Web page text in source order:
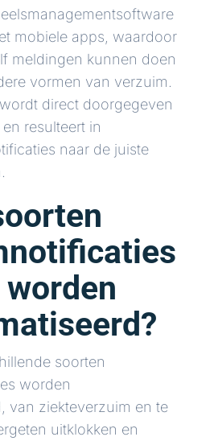
mobiele apps, waardoor
meldingen kunnen doen
vormen van verzuim.
direct doorgegeven
resulteert in
naar de juiste
worden
soorten
worden
van ziekteverzuim en te
uitklokken en